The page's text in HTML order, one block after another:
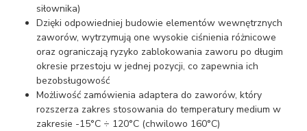
siłownika)
Dzięki odpowiedniej budowie elementów wewnętrznych
zaworów, wytrzymują one wysokie ciśnienia różnicowe
oraz ograniczają ryzyko zablokowania zaworu po długim
okresie przestoju w jednej pozycji, co zapewnia ich
bezobsługowość
Możliwość zamówienia adaptera do zaworów, który
rozszerza zakres stosowania do temperatury medium w
zakresie -15°C ÷ 120°C (chwilowo 160°C)